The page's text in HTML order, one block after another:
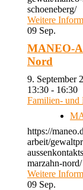
schoeneberg/
Weitere
09 Sep.
MANEO-
Nord
9. September
13:30 - 16:30
Familien- und
https://
arbeit/
marzahn-nord/
Weitere
09 Sep.